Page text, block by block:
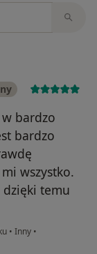
w bardzo
bardzo
wszystko.
dzięki temu
• Inny •